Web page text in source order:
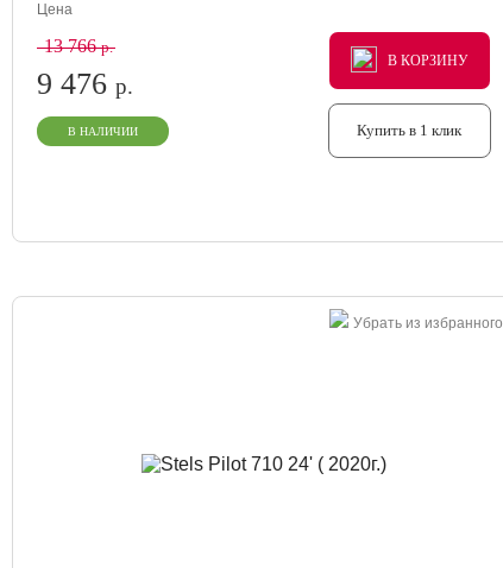
Цена
13 766р.
9 476 р.
В НАЛИЧИИ
В КОРЗИНУ
В КОРЗИНУ
В КОРЗИНУ
Купить в 1 клик
Убрать из избранного